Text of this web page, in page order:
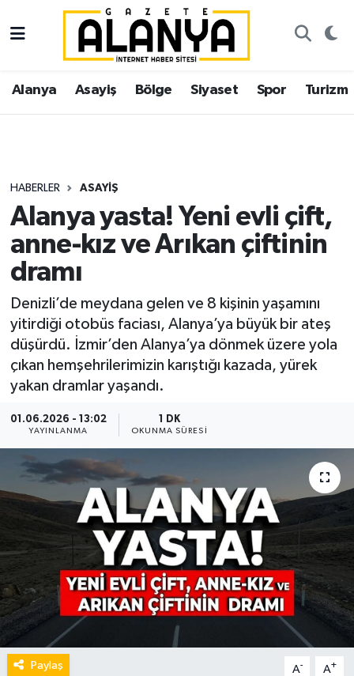
Alanya Asayiş Bölge Siyaset Spor Turizm
HABERLER ASAYIŞ
Alanya yasta! Yeni evli çift,
anne-kız ve Arıkan çiftinin
dramı
Denizli’de meydana gelen ve 8 kişinin yaşamını
yitirdiği otobüs faciası, Alanya’ya büyük bir ateş
düşürdü. İzmir’den Alanya’ya dönmek üzere yola
çıkan hemşehrilerimizin karıştığı kazada, yürek
yakan dramlar yaşandı.
01.06.2026 - 13:02
YAYINLANMA
1 DK
OKUNMA SÜRESI
Paylaş A- A+
Alanya
Asayiş
Siyaset
Spor
Ekonomi
Gazipaşa
İstanbul Nöbetçi Eczaneler
İstanbul Hava Durumu
Süper Lig Puan Durumu ve Fikstür
Tüm Manşetler
Haber Arşivi